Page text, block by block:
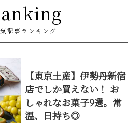
記事ランキング
【東京土産】伊勢丹新宿
店でしか買えない！ お
しゃれなお菓子9選。常
温、日持ち◎